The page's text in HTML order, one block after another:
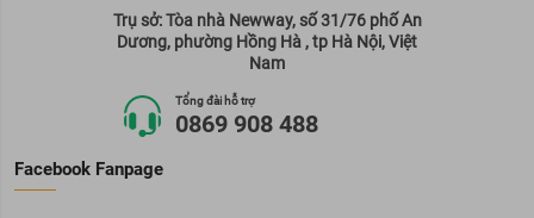
Trụ sở: Tòa nhà Newway, số 31/76 phố An
Dương, phường Hồng Hà , tp Hà Nội, Việt
Nam
Tổng đài hỗ trợ
0869 908 488
Facebook Fanpage